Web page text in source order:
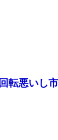
悪いし